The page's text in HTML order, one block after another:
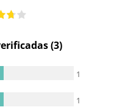
(3)
1
1